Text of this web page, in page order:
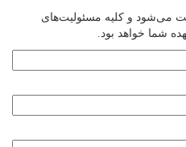
می‌شود و کلیه مسئولیت‌های
شما خواهد بود.